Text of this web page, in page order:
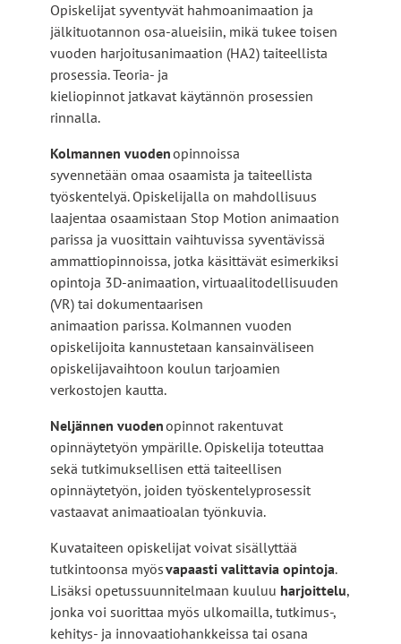
Opiskelijat syventyvät hahmoanimaation ja
jälkituotannon osa-alueisiin, mikä tukee toisen
vuoden harjoitusanimaation (HA2) taiteellista
prosessia. Teoria- ja
kieliopinnot jatkavat käytännön prosessien
rinnalla.
Kolmannen vuodenopinnoissa
syvennetään omaa osaamista ja taiteellista
työskentelyä. Opiskelijalla on mahdollisuus
laajentaa osaamistaan Stop Motion animaation
parissa ja vuosittain vaihtuvissa syventävissä
ammattiopinnoissa, jotka käsittävät esimerkiksi
opintoja 3D-animaation, virtuaalitodellisuuden
(VR) tai dokumentaarisen
animaation parissa. Kolmannen vuoden
opiskelijoita kannustetaan kansainväliseen
opiskelijavaihtoon koulun tarjoamien
verkostojen kautta.
Neljännen vuodenopinnot rakentuvat
opinnäytetyön ympärille. Opiskelija toteuttaa
sekä tutkimuksellisen että taiteellisen
opinnäytetyön, joiden työskentelyprosessit
vastaavat animaatioalan työnkuvia.
Kuvataiteen opiskelijat voivat sisällyttää
tutkintoonsa myösvapaasti valittavia opintoja.
Lisäksi opetussuunnitelmaan kuuluu harjoittelu,
jonka voi suorittaa myös ulkomailla, tutkimus-,
kehitys- ja innovaatiohankkeissa tai osana